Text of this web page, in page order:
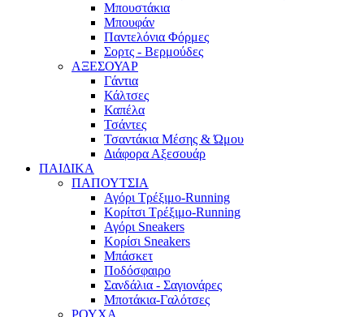
Μπουστάκια
Μπουφάν
Παντελόνια Φόρμες
Σορτς - Βερμούδες
ΑΞΕΣΟΥΑΡ
Γάντια
Κάλτσες
Καπέλα
Τσάντες
Τσαντάκια Μέσης & Ώμου
Διάφορα Αξεσουάρ
ΠΑΙΔΙΚΑ
ΠΑΠΟΥΤΣΙΑ
Αγόρι Τρέξιμο-Running
Κορίτσι Τρέξιμο-Running
Αγόρι Sneakers
Κορίσι Sneakers
Μπάσκετ
Ποδόσφαιρο
Σανδάλια - Σαγιονάρες
Μποτάκια-Γαλότσες